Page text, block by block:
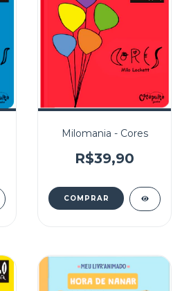
Milomania - Cores
R$39,90